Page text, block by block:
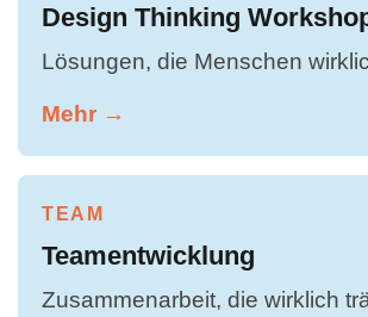
Design Thinking
Lösungen, die Menschen
Mehr →
TEAM
Teamentwicklung
Zusammenarbeit, die wirklich